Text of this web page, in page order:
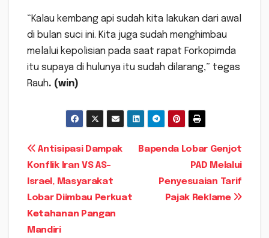
“Kalau kembang api sudah kita lakukan dari awal
di bulan suci ini. Kita juga sudah menghimbau
melalui kepolisian pada saat rapat Forkopimda
itu supaya di hulunya itu sudah dilarang,” tegas
Rauh. (win)
Navigasi
pos
Bapenda Lobar Genjot
PAD Melalui
Penyesuaian Tarif
Pajak Reklame
Antisipasi Dampak
Konflik Iran VS AS-
Israel, Masyarakat
Lobar Diimbau Perkuat
Ketahanan Pangan
Mandiri